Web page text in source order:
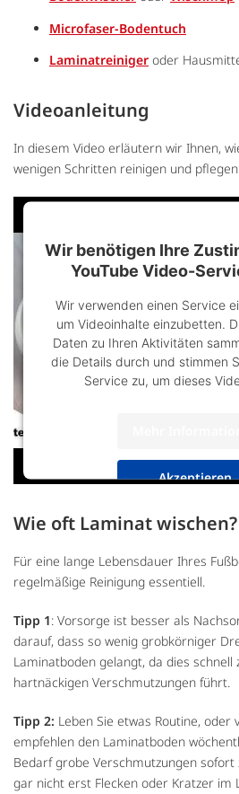
Microfaser-Bodentuch
Laminatreiniger oder
Videoanleitung
In diesem Video erläutern wir Ihnen,
wenigen Schritten reinigen und
Wir benötigen Ihre
YouTube Video-
Wir verwenden einen Service
um Videoinhalte einzubetten.
Daten zu Ihren Aktivitäten
die Details durch und stimmen
Service zu, um dieses
Akzeptieren
Platform&Trusted
Wie oft Laminat wischen?
Für eine lange Lebensdauer Ihres
regelmäßige Reinigung essentiell.
Tipp 1: Vorsorge ist besser als
darauf, dass so wenig grobkörniger
Laminatboden gelangt, da dies schnell
hartnäckigen Verschmutzungen führt.
Tipp 2: Leben Sie etwas Routine, oder
empfehlen den Laminatboden
Bedarf grobe Verschmutzungen
gar nicht erst Flecken oder Kratzer im